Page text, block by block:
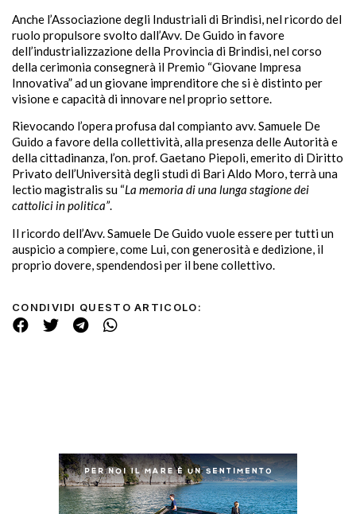
Anche l’Associazione degli Industriali di Brindisi, nel ricordo del
ruolo propulsore svolto dall’Avv. De Guido in favore
dell’industrializzazione della Provincia di Brindisi, nel corso
della cerimonia consegnerà il Premio “Giovane Impresa
Innovativa” ad un giovane imprenditore che si è distinto per
visione e capacità di innovare nel proprio settore.
Rievocando l’opera profusa dal compianto avv. Samuele De
Guido a favore della collettività, alla presenza delle Autorità e
della cittadinanza, l’on. prof. Gaetano Piepoli, emerito di Diritto
Privato dell’Università degli studi di Bari Aldo Moro, terrà una
lectio magistralis su “La memoria di una lunga stagione dei
cattolici in politica”.
Il ricordo dell’Avv. Samuele De Guido vuole essere per tutti un
auspicio a compiere, come Lui, con generosità e dedizione, il
proprio dovere, spendendosi per il bene collettivo.
CONDIVIDI QUESTO ARTICOLO: